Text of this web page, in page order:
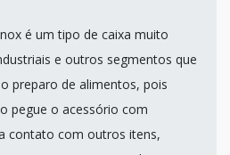
é um tipo de caixa muito
e outros segmentos que
preparo de alimentos, pois
pegue o acessório com
contato com outros itens,